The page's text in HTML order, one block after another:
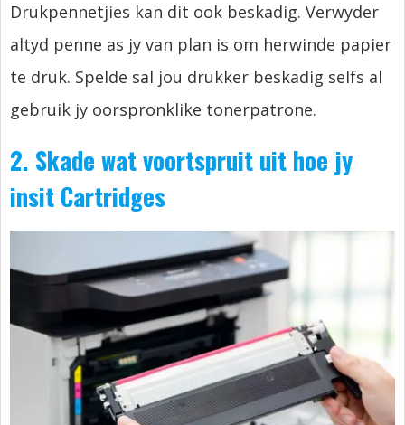
Drukpennetjies kan dit ook beskadig. Verwyder
altyd penne as jy van plan is om herwinde papier
te druk. Spelde sal jou drukker beskadig selfs al
gebruik jy oorspronklike tonerpatrone.
2. Skade wat voortspruit uit hoe jy
insit Cartridges